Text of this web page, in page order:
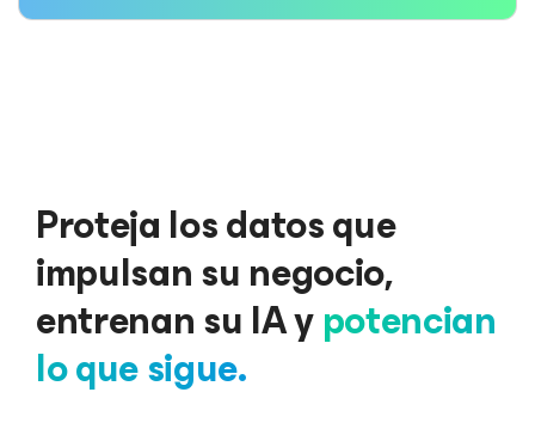
Proteja los datos que
impulsan su negocio,
entrenan su IA ypotencian
lo que sigue.